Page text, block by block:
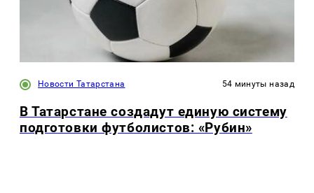
Новости Татарстана 54 минуты назад
В Татарстане создадут единую систему
подготовки футболистов: «Рубин»